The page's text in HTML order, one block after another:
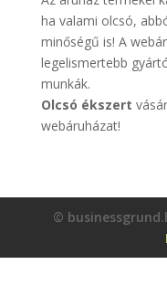
ha valami olcsó,
minőségű is! A
legelismertebb
munkák.
Olcsó ékszert
webáruházat!
©